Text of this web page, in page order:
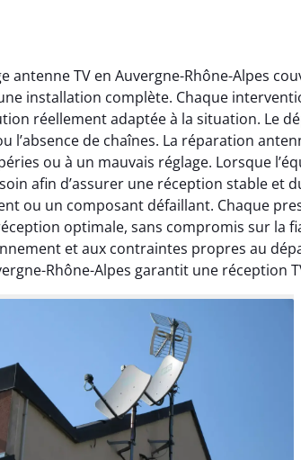
TV en Auvergne-Rhône-Alpes
installation complète. Chaque
réellement adaptée à la situation. Le
l’absence de chaînes. La réparation
ou à un mauvais réglage. Lorsque
afin d’assurer une réception stable et
ou un composant défaillant. Chaque
optimale, sans compromis sur la
et aux contraintes propres au
Rhône-Alpes garantit une réception